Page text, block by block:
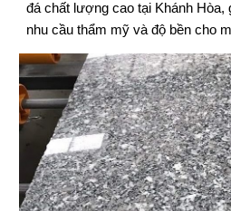
đá chất lượng cao tại Khánh Hòa,
nhu cầu thẩm mỹ và độ bền cho